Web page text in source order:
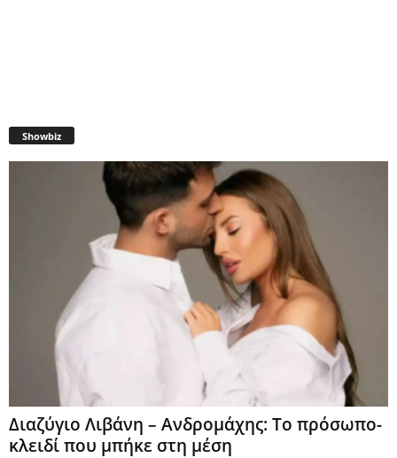
Showbiz
Διαζύγιο Λιβάνη – Ανδρομάχης: Το πρόσωπο-
κλειδί που μπήκε στη μέση